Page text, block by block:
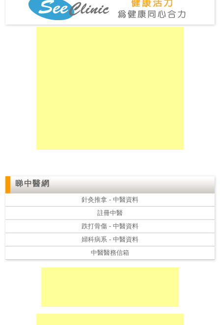
室
醫
院
睇中醫網
針灸推拿 - 中醫資料
註冊中醫
跌打骨傷 - 中醫資料
婦科病系 - 中醫資料
中醫醫務信箱